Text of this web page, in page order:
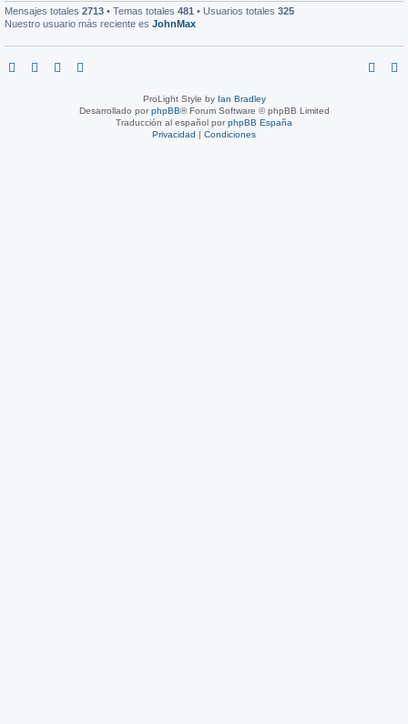
Mensajes totales 2713 • Temas totales 481 • Usuarios totales 325
Nuestro usuario más reciente es JohnMax
ProLight Style by Ian Bradley
Desarrollado porphpBB® Forum Software © phpBB Limited
Traducción al español porphpBB España
Privacidad | Condiciones